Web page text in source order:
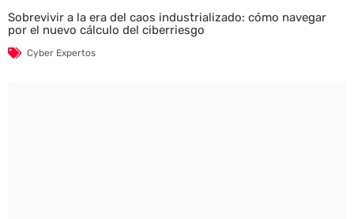
Sobrevivir a la era del caos industrializado: cómo navegar
por el nuevo cálculo del ciberriesgo
Cyber Expertos